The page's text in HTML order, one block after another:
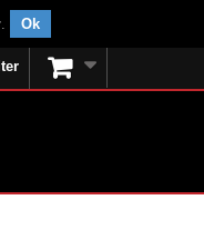
. Ok